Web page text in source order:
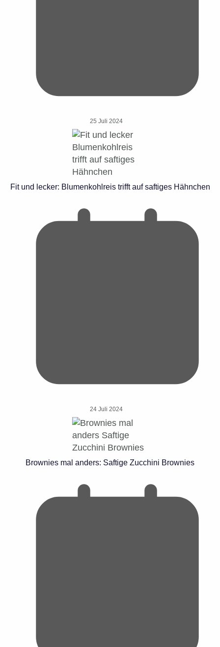
25 Juli 2024
Fit und lecker: Blumenkohlreis trifft auf saftiges Hähnchen
24 Juli 2024
Brownies mal anders: Saftige Zucchini Brownies